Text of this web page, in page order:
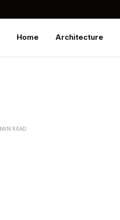
Home Architecture
READ